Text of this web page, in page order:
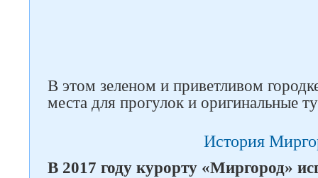
В этом зеленом и приветливом
места для прогулок и оригинальные
История
В 2017 году курорту «Миргород»